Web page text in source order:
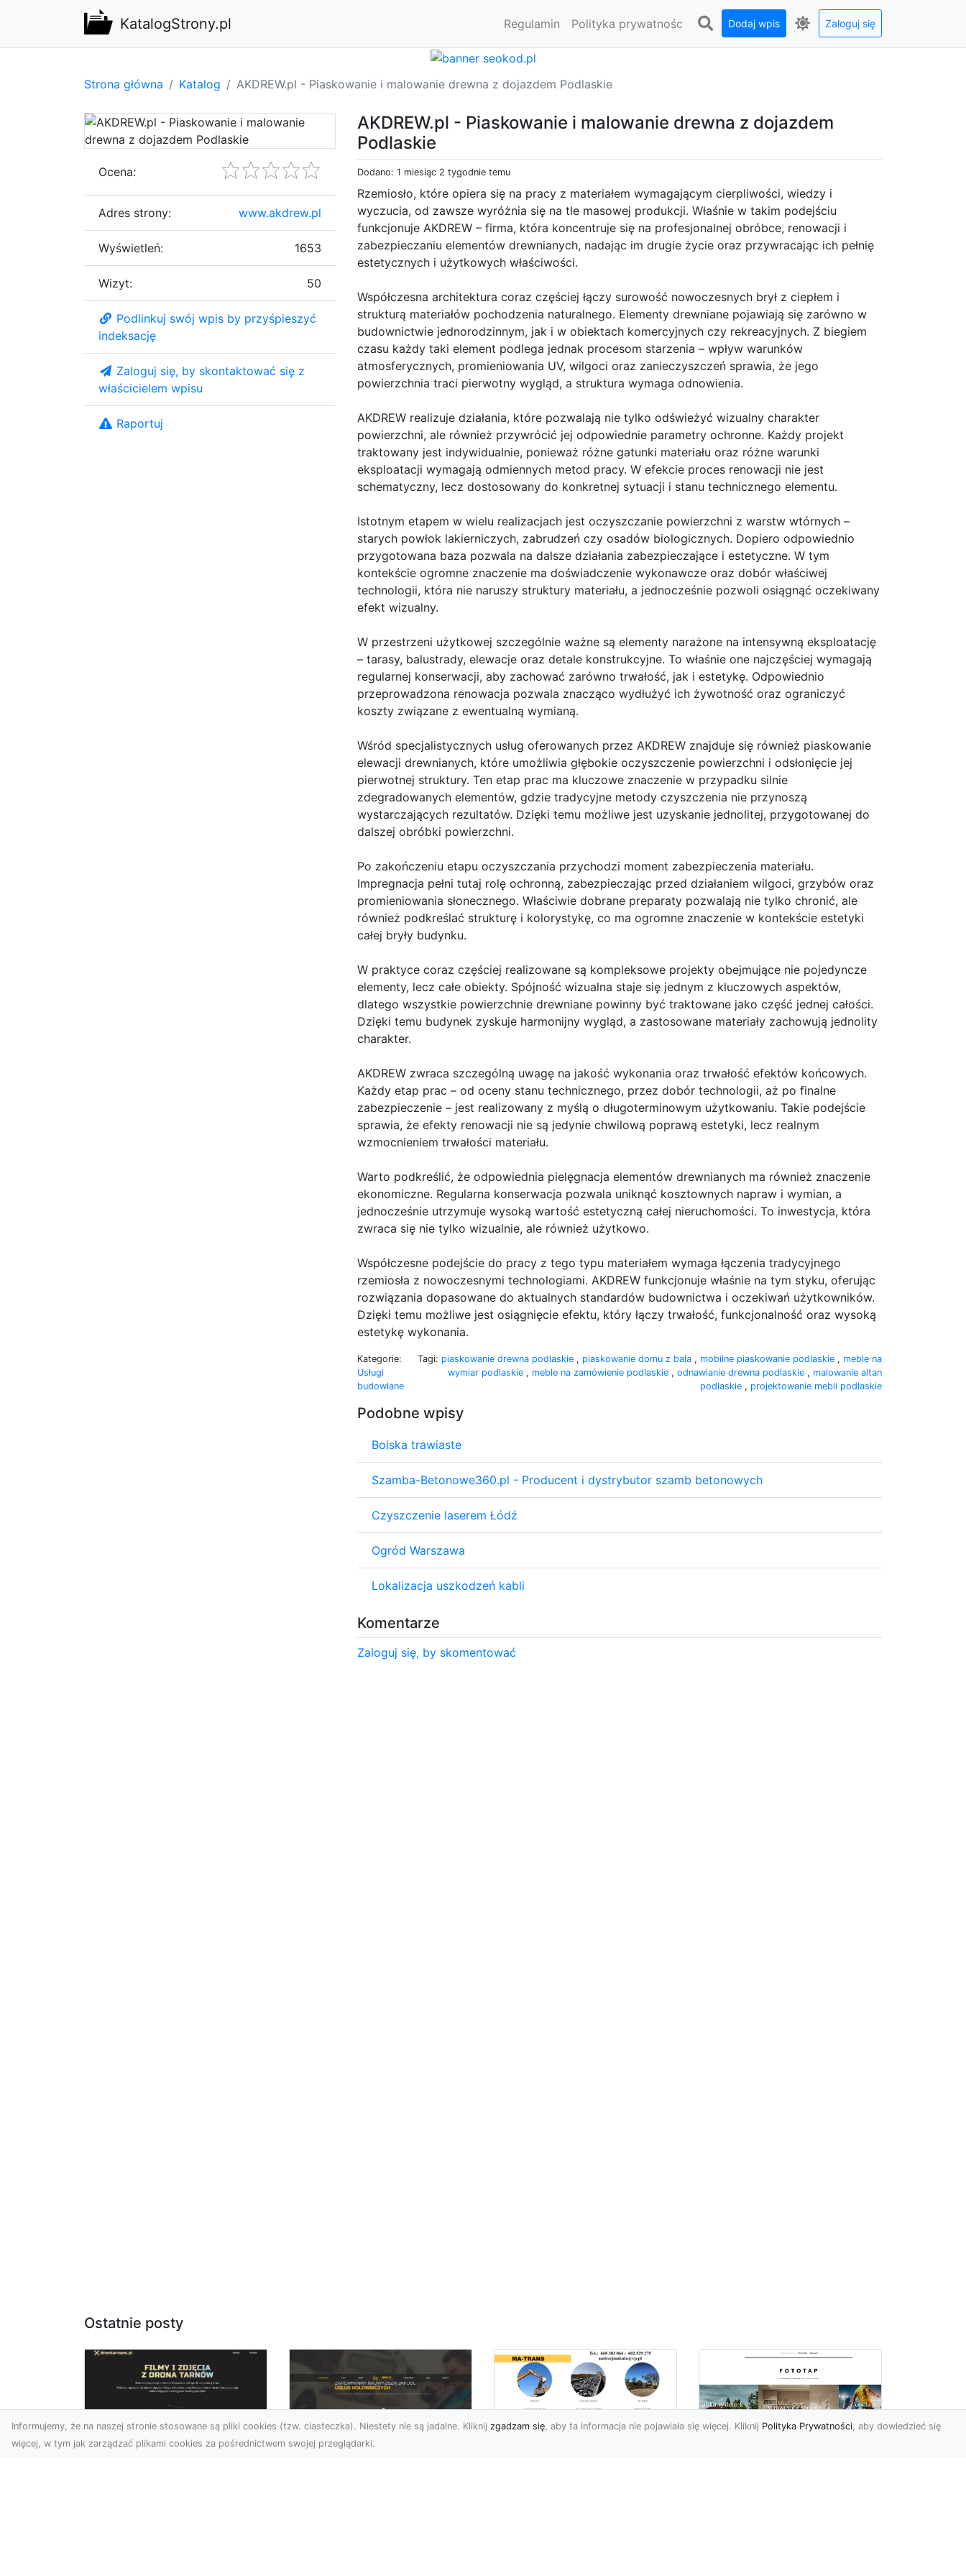
KatalogStrony.pl Regulamin Polityka prywatnośc Dodaj wpis Zaloguj się
Strona główna Katalog AKDREW.pl - Piaskowanie i malowanie drewna z dojazdem Podlaskie
AKDREW.pl - Piaskowanie i malowanie drewna z dojazdem
Podlaskie
Dodano: 1 miesiąc 2 tygodnie temu
Rzemiosło, które opiera się na pracy z materiałem wymagającym cierpliwości, wiedzy i
wyczucia, od zawsze wyróżnia się na tle masowej produkcji. Właśnie w takim podejściu
funkcjonuje AKDREW – firma, która koncentruje się na profesjonalnej obróbce, renowacji i
zabezpieczaniu elementów drewnianych, nadając im drugie życie oraz przywracając ich pełnię
estetycznych i użytkowych właściwości.
Współczesna architektura coraz częściej łączy surowość nowoczesnych brył z ciepłem i
strukturą materiałów pochodzenia naturalnego. Elementy drewniane pojawiają się zarówno w
budownictwie jednorodzinnym, jak i w obiektach komercyjnych czy rekreacyjnych. Z biegiem
czasu każdy taki element podlega jednak procesom starzenia – wpływ warunków
atmosferycznych, promieniowania UV, wilgoci oraz zanieczyszczeń sprawia, że jego
powierzchnia traci pierwotny wygląd, a struktura wymaga odnowienia.
AKDREW realizuje działania, które pozwalają nie tylko odświeżyć wizualny charakter
powierzchni, ale również przywrócić jej odpowiednie parametry ochronne. Każdy projekt
traktowany jest indywidualnie, ponieważ różne gatunki materiału oraz różne warunki
eksploatacji wymagają odmiennych metod pracy. W efekcie proces renowacji nie jest
schematyczny, lecz dostosowany do konkretnej sytuacji i stanu technicznego elementu.
Istotnym etapem w wielu realizacjach jest oczyszczanie powierzchni z warstw wtórnych –
starych powłok lakierniczych, zabrudzeń czy osadów biologicznych. Dopiero odpowiednio
przygotowana baza pozwala na dalsze działania zabezpieczające i estetyczne. W tym
kontekście ogromne znaczenie ma doświadczenie wykonawcze oraz dobór właściwej
technologii, która nie naruszy struktury materiału, a jednocześnie pozwoli osiągnąć oczekiwany
efekt wizualny.
W przestrzeni użytkowej szczególnie ważne są elementy narażone na intensywną eksploatację
– tarasy, balustrady, elewacje oraz detale konstrukcyjne. To właśnie one najczęściej wymagają
regularnej konserwacji, aby zachować zarówno trwałość, jak i estetykę. Odpowiednio
przeprowadzona renowacja pozwala znacząco wydłużyć ich żywotność oraz ograniczyć
koszty związane z ewentualną wymianą.
Wśród specjalistycznych usług oferowanych przez AKDREW znajduje się również piaskowanie
elewacji drewnianych, które umożliwia głębokie oczyszczenie powierzchni i odsłonięcie jej
pierwotnej struktury. Ten etap prac ma kluczowe znaczenie w przypadku silnie
zdegradowanych elementów, gdzie tradycyjne metody czyszczenia nie przynoszą
wystarczających rezultatów. Dzięki temu możliwe jest uzyskanie jednolitej, przygotowanej do
dalszej obróbki powierzchni.
Po zakończeniu etapu oczyszczania przychodzi moment zabezpieczenia materiału.
Impregnacja pełni tutaj rolę ochronną, zabezpieczając przed działaniem wilgoci, grzybów oraz
promieniowania słonecznego. Właściwie dobrane preparaty pozwalają nie tylko chronić, ale
również podkreślać strukturę i kolorystykę, co ma ogromne znaczenie w kontekście estetyki
całej bryły budynku.
W praktyce coraz częściej realizowane są kompleksowe projekty obejmujące nie pojedyncze
elementy, lecz całe obiekty. Spójność wizualna staje się jednym z kluczowych aspektów,
dlatego wszystkie powierzchnie drewniane powinny być traktowane jako część jednej całości.
Dzięki temu budynek zyskuje harmonijny wygląd, a zastosowane materiały zachowują jednolity
charakter.
AKDREW zwraca szczególną uwagę na jakość wykonania oraz trwałość efektów końcowych.
Każdy etap prac – od oceny stanu technicznego, przez dobór technologii, aż po finalne
zabezpieczenie – jest realizowany z myślą o długoterminowym użytkowaniu. Takie podejście
sprawia, że efekty renowacji nie są jedynie chwilową poprawą estetyki, lecz realnym
wzmocnieniem trwałości materiału.
Warto podkreślić, że odpowiednia pielęgnacja elementów drewnianych ma również znaczenie
ekonomiczne. Regularna konserwacja pozwala uniknąć kosztownych napraw i wymian, a
jednocześnie utrzymuje wysoką wartość estetyczną całej nieruchomości. To inwestycja, która
zwraca się nie tylko wizualnie, ale również użytkowo.
Współczesne podejście do pracy z tego typu materiałem wymaga łączenia tradycyjnego
rzemiosła z nowoczesnymi technologiami. AKDREW funkcjonuje właśnie na tym styku, oferując
rozwiązania dopasowane do aktualnych standardów budownictwa i oczekiwań użytkowników.
Dzięki temu możliwe jest osiągnięcie efektu, który łączy trwałość, funkcjonalność oraz wysoką
estetykę wykonania.
Kategorie:
Usługi
budowlane
Tagi: piaskowanie drewna podlaskie , piaskowanie domu z bala , mobilne piaskowanie podlaskie , meble na
wymiar podlaskie , meble na zamówienie podlaskie , odnawianie drewna podlaskie , malowanie altan
podlaskie , projektowanie mebli podlaskie
Podobne wpisy
Boiska trawiaste
Szamba-Betonowe360.pl - Producent i dystrybutor szamb betonowych
Czyszczenie laserem Łódź
Ogród Warszawa
Lokalizacja uszkodzeń kabli
Komentarze
Zaloguj się, by skomentować
Ocena:
Adres strony: www.akdrew.pl
Wyświetleń: 1653
Wizyt: 50
Podlinkuj swój wpis by przyśpieszyć
indeksację
Zaloguj się, by skontaktować się z
właścicielem wpisu
Raportuj
Ostatnie posty
Informujemy, że na naszej stronie stosowane są pliki cookies (tzw. ciasteczka). Niestety nie są jadalne. Kliknij zgadzam się, aby ta informacja nie pojawiała się więcej. Kliknij Polityka Prywatności, aby dowiedzieć się
więcej, w tym jak zarządzać plikami cookies za pośrednictwem swojej przeglądarki.